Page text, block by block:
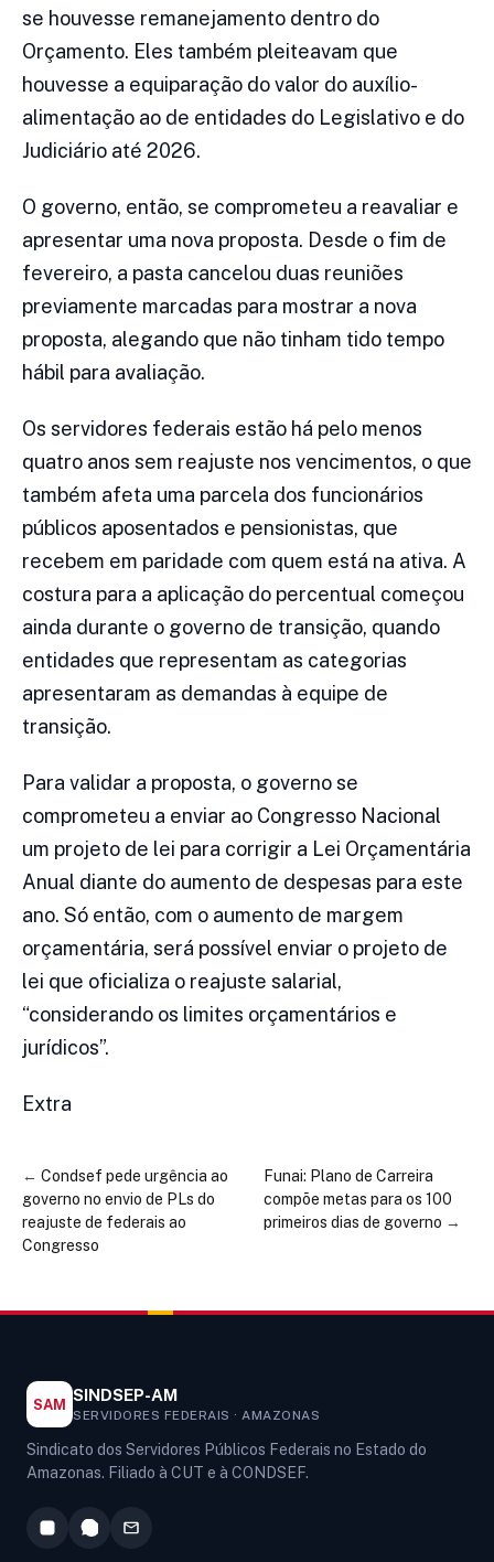
se houvesse remanejamento dentro do
Orçamento. Eles também pleiteavam que
houvesse a equiparação do valor do auxílio-
alimentação ao de entidades do Legislativo e do
Judiciário até 2026.
O governo, então, se comprometeu a reavaliar e
apresentar uma nova proposta. Desde o fim de
fevereiro, a pasta cancelou duas reuniões
previamente marcadas para mostrar a nova
proposta, alegando que não tinham tido tempo
hábil para avaliação.
Os servidores federais estão há pelo menos
quatro anos sem reajuste nos vencimentos, o que
também afeta uma parcela dos funcionários
públicos aposentados e pensionistas, que
recebem em paridade com quem está na ativa. A
costura para a aplicação do percentual começou
ainda durante o governo de transição, quando
entidades que representam as categorias
apresentaram as demandas à equipe de
transição.
Para validar a proposta, o governo se
comprometeu a enviar ao Congresso Nacional
um projeto de lei para corrigir a Lei Orçamentária
Anual diante do aumento de despesas para este
ano. Só então, com o aumento de margem
orçamentária, será possível enviar o projeto de
lei que oficializa o reajuste salarial,
“considerando os limites orçamentários e
jurídicos”.
Extra
← Condsef pede urgência ao
governo no envio de PLs do
reajuste de federais ao
Congresso
Funai: Plano de Carreira
compõe metas para os 100
primeiros dias de governo →
SAM SINDSEP-AM
SERVIDORES FEDERAIS · AMAZONAS
Sindicato dos Servidores Públicos Federais no Estado do
Amazonas. Filiado à CUT e à CONDSEF.